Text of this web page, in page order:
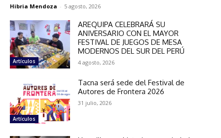
Hibria Mendoza - 5 agosto, 2026
Artículos
AREQUIPA CELEBRARÁ SU
ANIVERSARIO CON EL MAYOR
FESTIVAL DE JUEGOS DE MESA
MODERNOS DEL SUR DEL PERÚ
4 agosto, 2026
Artículos
Tacna será sede del Festival de
Autores de Frontera 2026
31 julio, 2026